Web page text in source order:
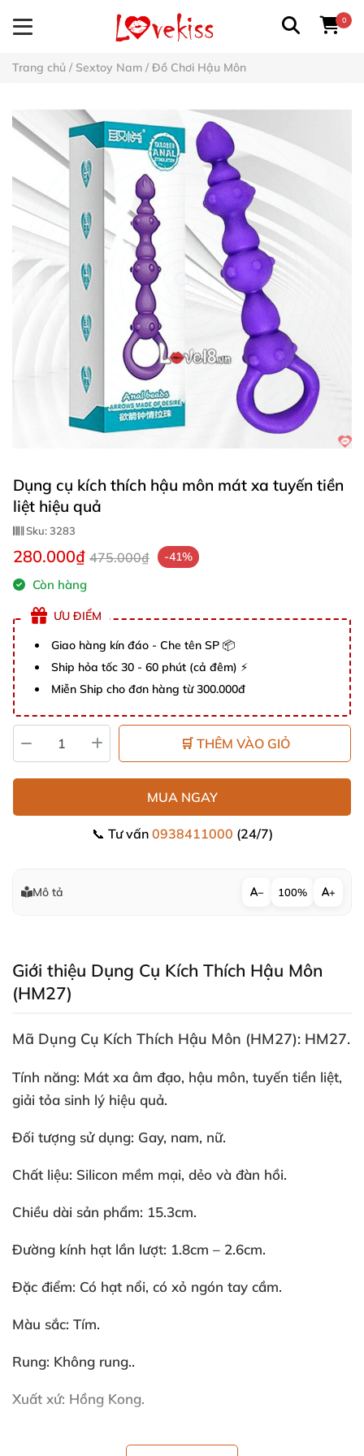
0
Trang chủ / Sextoy Nam / Đồ Chơi Hậu Môn
Dụng cụ kích thích hậu môn mát xa tuyến tiền
liệt hiệu quả
Sku:3283
280.000₫ 475.000₫ -41%
Còn hàng
ƯU ĐIỂM
Giao hàng kín đáo - Che tên SP 📦
Ship hỏa tốc 30 - 60 phút (cả đêm) ⚡
Miễn Ship cho đơn hàng từ 300.000đ
🛒 THÊM VÀO GIỎ
MUA NGAY
📞 Tư vấn 0938411000 (24/7)
Mô tả − 100% +
Giới thiệu Dụng Cụ Kích Thích Hậu Môn
(HM27)
Mã Dụng Cụ Kích Thích Hậu Môn (HM27): HM27.
Tính năng: Mát xa âm đạo, hậu môn, tuyến tiền liệt,
giải tỏa sinh lý hiệu quả.
Đối tượng sử dụng: Gay, nam, nữ.
Chất liệu: Silicon mềm mại, dẻo và đàn hồi.
Chiều dài sản phẩm: 15.3cm.
Đường kính hạt lần lượt: 1.8cm – 2.6cm.
Đặc điểm: Có hạt nổi, có xỏ ngón tay cầm.
Màu sắc: Tím.
Rung: Không rung..
Xuất xứ: Hồng Kong.